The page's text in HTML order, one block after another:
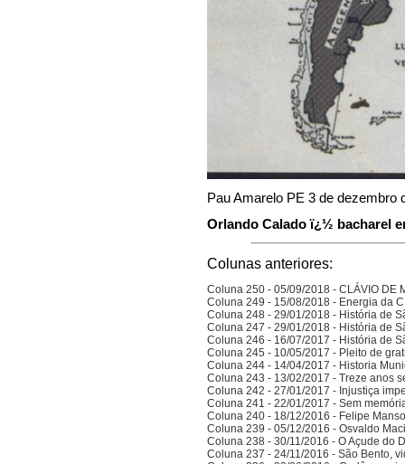
Pau Amarelo PE 3 de dezembro
Orlando Calado ï¿½ bacharel
Colunas anteriores:
Coluna 250 - 05/09/2018 - CLÁVIO DE
Coluna 249 - 15/08/2018 - Energia da
Coluna 248 - 29/01/2018 - História de
Coluna 247 - 29/01/2018 - História de
Coluna 246 - 16/07/2017 - História de
Coluna 245 - 10/05/2017 - Pleito de
Coluna 244 - 14/04/2017 - Historia
Coluna 243 - 13/02/2017 - Treze anos
Coluna 242 - 27/01/2017 - Injustiça
Coluna 241 - 22/01/2017 - Sem
Coluna 240 - 18/12/2016 - Felipe
Coluna 239 - 05/12/2016 - Osvaldo
Coluna 238 - 30/11/2016 - O Açude do
Coluna 237 - 24/11/2016 - São Bento,